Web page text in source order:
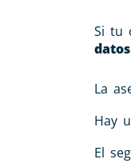
Si tu
La
Hay
El